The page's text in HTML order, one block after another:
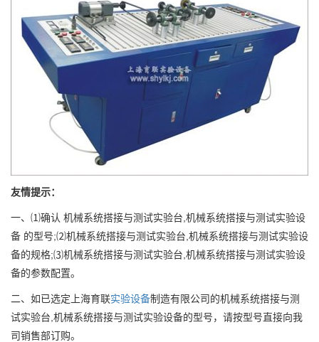
友情提示：
一、⑴确认 机械系统搭接与测试实验台,机械系统搭接与测试实验设
备 的型号;⑵机械系统搭接与测试实验台,机械系统搭接与测试实验设
备的规格;⑶机械系统搭接与测试实验台,机械系统搭接与测试实验设
备的参数配置。
二、如已选定上海育联实验设备制造有限公司的机械系统搭接与测
试实验台,机械系统搭接与测试实验设备的型号，请按型号直接向我
司销售部订购。